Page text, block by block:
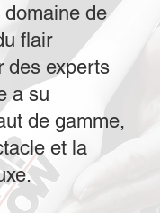
de
flair
des experts
a su
de gamme,
et la